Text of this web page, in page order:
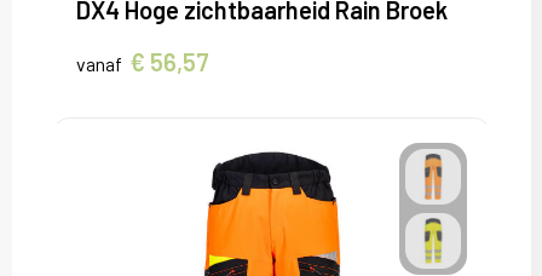
DX4 Hoge zichtbaarheid Rain Broek
vanaf € 56,57